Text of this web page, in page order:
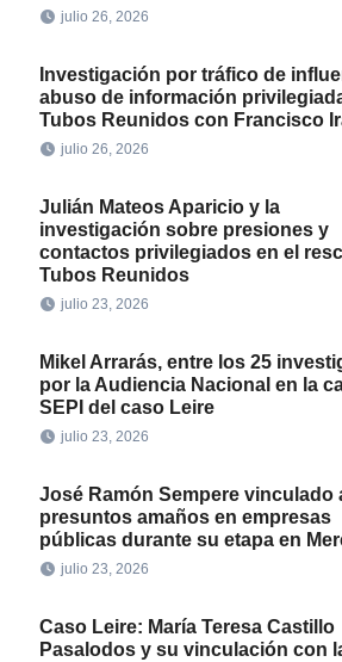
julio 26, 2026
Investigación por tráfico de
abuso de información
Tubos Reunidos con Francisco
julio 26, 2026
Julián Mateos Aparicio y la
investigación sobre presiones y
contactos privilegiados en el
Tubos Reunidos
julio 23, 2026
Mikel Arrarás, entre los 25
por la Audiencia Nacional en la
SEPI del caso Leire
julio 23, 2026
José Ramón Sempere vinculado
presuntos amaños en empresas
públicas durante su etapa en
julio 23, 2026
Caso Leire: María Teresa Castillo
Pasalodos y su vinculación con